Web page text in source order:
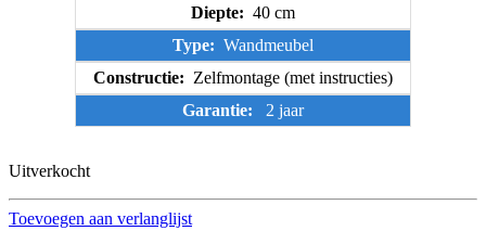
Diepte: 40 cm
Type: Wandmeubel
Constructie: Zelfmontage (met instructies)
Garantie: 2 jaar
Uitverkocht
Toevoegen aan verlanglijst